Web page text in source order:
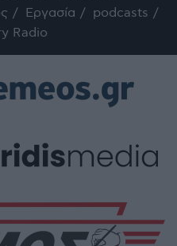
Εργασία
podcasts
Radio